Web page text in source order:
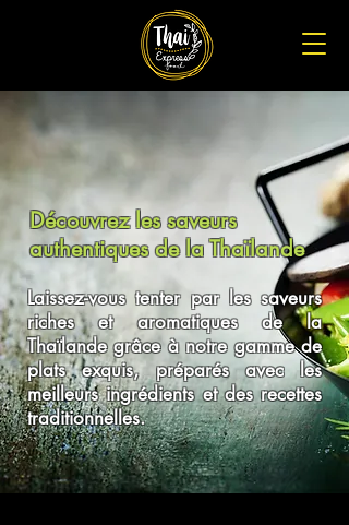
Découvrez les saveurs
authentiques de la Thaïlande
Laissez-vous tenter par les saveurs
riches et aromatiques de la
Thaïlande grâce à notre gamme de
plats exquis, préparés avec les
meilleurs ingrédients et des recettes
traditionnelles.